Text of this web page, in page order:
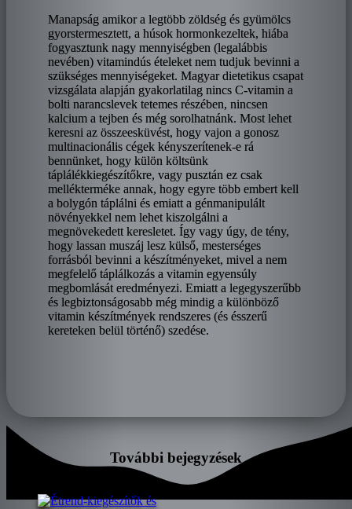
Manapság amikor a legtöbb zöldség és gyümölcs
gyorstermesztett, a húsok hormonkezeltek, hiába
fogyasztunk nagy mennyiségben (legalábbis
nevében) vitamindús ételeket nem tudjuk bevinni a
szükséges mennyiségeket. Magyar dietetikus csapat
vizsgálata alapján gyakorlatilag nincs C-vitamin a
bolti narancslevek tetemes részében, nincsen
kalcium a tejben és még sorolhatnánk. Most lehet
keresni az összeesküvést, hogy vajon a gonosz
multinacionális cégek kényszerítenek-e rá
bennünket, hogy külön költsünk
táplálékkiegészítőkre, vagy pusztán ez csak
mellékterméke annak, hogy egyre több embert kell
a bolygón táplálni és emiatt a génmanipulált
növényekkel nem lehet kiszolgálni a
megnövekedett keresletet. Így vagy úgy, de tény,
hogy lassan muszáj lesz külső, mesterséges
forrásból bevinni a készítményeket, mivel a nem
megfelelő táplálkozás a vitamin egyensúly
megbomlását eredményezi. Emiatt a legegyszerűbb
és legbiztonságosabb még mindig a különböző
vitamin készítmények rendszeres (és ésszerű
kereteken belül történő) szedése.
További bejegyzések